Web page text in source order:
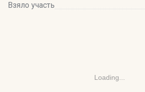
Взяло участь
Loading...